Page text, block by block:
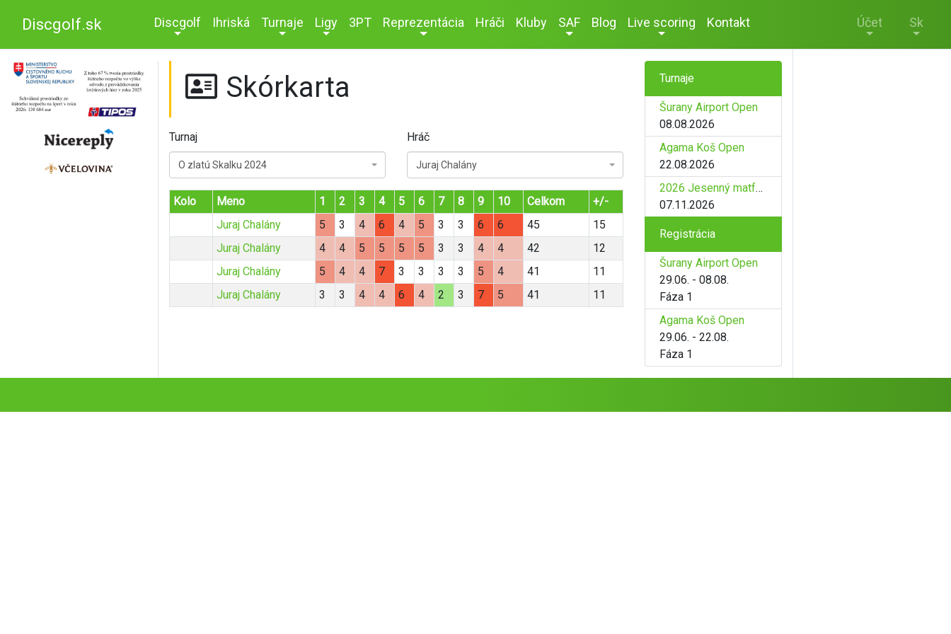
Discgolf.sk Discgolf Ihriská Turnaje Ligy 3PT Reprezentácia Hráči Kluby SAF Blog Live scoring Kontakt Účet Sk
Skórkarta
Turnaj
O zlatú Skalku 2024
Hráč
Juraj Chalány
Kolo Meno 1 2 3 4 5 6 7 8 9 10 Celkom
+/-
Juraj Chalány
5 3 4 6 4 5 3 3 6 6 45
15
Juraj Chalány
4 4 5 5 5 5 3 3 4 4 42
12
Juraj Chalány
5 4 4 7 3 3 3 3 5 4 41
11
Juraj Chalány
3 3 4 4 6 4 2 3 7 5 41 11
Turnaje
Šurany Airport Open
08.08.2026
Agama Koš Open
22.08.2026
2026 Jesenný matfyz
07.11.2026
Registrácia
Šurany Airport Open
29.06. - 08.08.
Fáza 1
Agama Koš Open
29.06. - 22.08.
Fáza 1